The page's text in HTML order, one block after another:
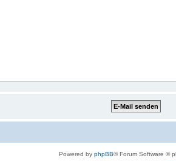
Powered by phpBB® Forum Software ©